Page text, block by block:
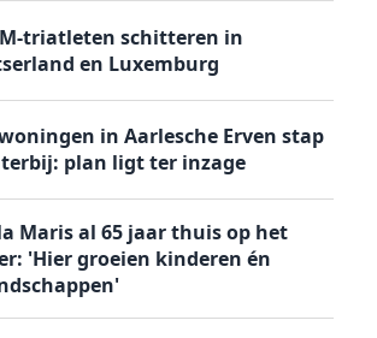
triatleten schitteren in
en Luxemburg
in Aarlesche Erven stap
plan ligt ter inzage
Maris al 65 jaar thuis op het
'Hier groeien kinderen én